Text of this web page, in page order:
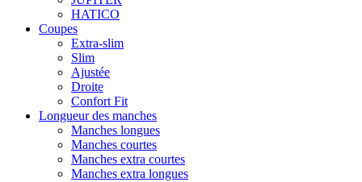
HATICO
Coupes
Extra-slim
Slim
Ajustée
Droite
Confort Fit
Longueur des manches
Manches longues
Manches courtes
Manches extra courtes
Manches extra longues